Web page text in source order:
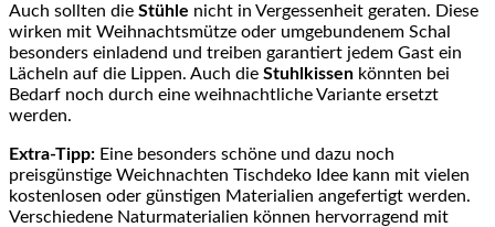
Auch sollten die Stühle nicht in Vergessenheit geraten. Diese
wirken mit Weihnachtsmütze oder umgebundenem Schal
besonders einladend und treiben garantiert jedem Gast ein
Lächeln auf die Lippen. Auch die Stuhlkissen könnten bei
Bedarf noch durch eine weihnachtliche Variante ersetzt
werden.
Extra-Tipp: Eine besonders schöne und dazu noch
preisgünstige Weichnachten Tischdeko Idee kann mit vielen
kostenlosen oder günstigen Materialien angefertigt werden.
Verschiedene Naturmaterialien können hervorragend mit